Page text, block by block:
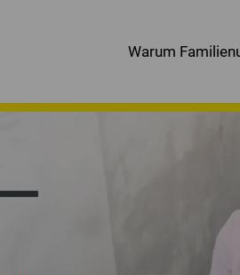
Warum